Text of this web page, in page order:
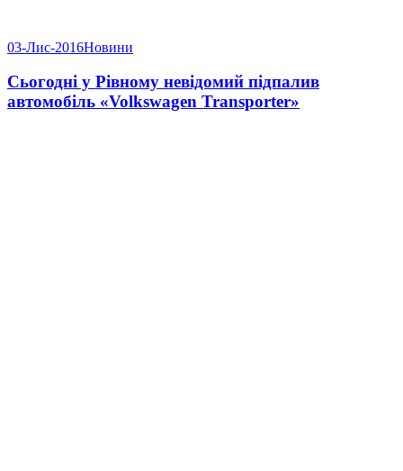
03-Лис-2016Новини
Сьогодні у Рівному невідомий підпалив
автомобіль «Volkswagen Transporter»